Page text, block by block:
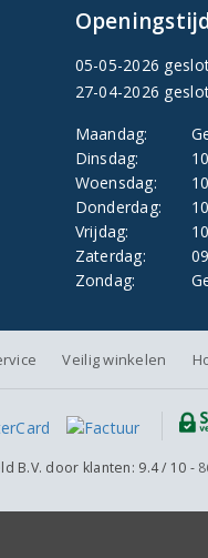
05-05-2026
27-04-2026
Maandag:
Dinsdag:
Woensdag:
Donderdag:
Vrijdag:
Zaterdag:
Zondag:
Veilig winkelen
B.V. door klanten: 9.4/ 10 -